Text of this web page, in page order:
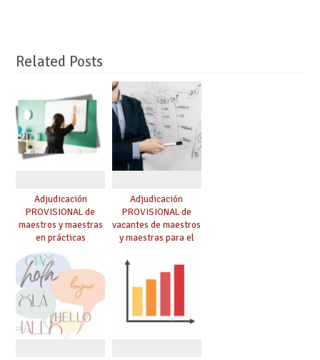
Related Posts
Adjudicación
PROVISIONAL de
maestros y maestras
en prácticas
Adjudicación
PROVISIONAL de
vacantes de maestros
y maestras para el